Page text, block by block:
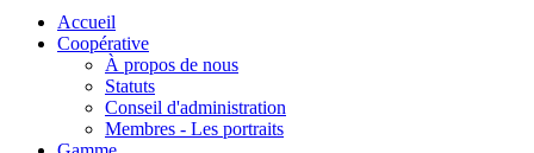
Accueil
Coopérative
À propos de nous
Statuts
Conseil d'administration
Membres - Les portraits